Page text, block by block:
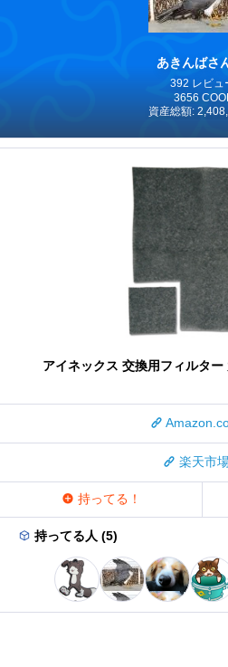
あきんばさ
392 レビュ
3656
資産総額:
アイネックス 交換用フィルタ
楽天市
持ってる！
持ってる人 (5)